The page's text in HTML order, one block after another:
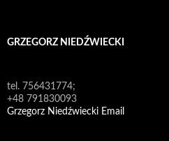
GRZEGORZ NIEDŹWIECKI
tel. 756431774;
+48 791830093
Grzegorz Niedźwiecki Email